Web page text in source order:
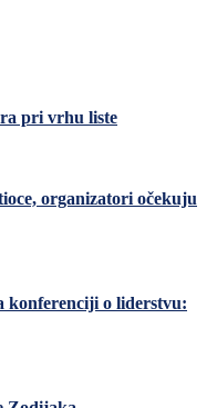
pri vrhu liste
organizatori očekuju
konferenciji o liderstvu: